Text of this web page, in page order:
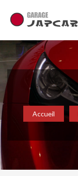
Accueil